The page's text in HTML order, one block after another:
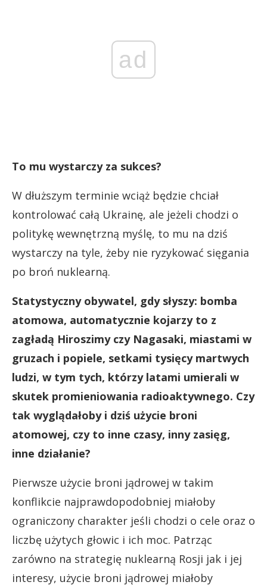
ad
To mu wystarczy za sukces?
W dłuższym terminie wciąż będzie chciał
kontrolować całą Ukrainę, ale jeżeli chodzi o
politykę wewnętrzną myślę, to mu na dziś
wystarczy na tyle, żeby nie ryzykować sięgania
po broń nuklearną.
Statystyczny obywatel, gdy słyszy: bomba
atomowa, automatycznie kojarzy to z
zagładą Hiroszimy czy Nagasaki, miastami w
gruzach i popiele, setkami tysięcy martwych
ludzi, w tym tych, którzy latami umierali w
skutek promieniowania radioaktywnego. Czy
tak wyglądałoby i dziś użycie broni
atomowej, czy to inne czasy, inny zasięg,
inne działanie?
Pierwsze użycie broni jądrowej w takim
konflikcie najprawdopodobniej miałoby
ograniczony charakter jeśli chodzi o cele oraz o
liczbę użytych głowic i ich moc. Patrząc
zarówno na strategię nuklearną Rosji jak i jej
interesy, użycie broni jądrowej miałoby